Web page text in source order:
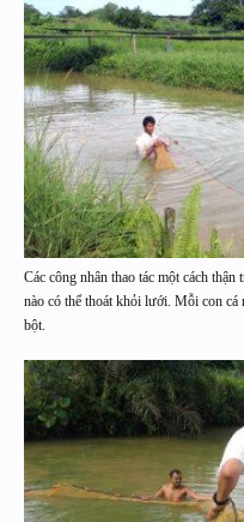
Các công nhân thao tác một cách
nào có thể thoát khỏi lưới. Mỗi con
bột.